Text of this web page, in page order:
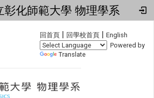
彰化師範大學 物理學系
回首頁 | 回學校首頁 | English
Powered by
Translate